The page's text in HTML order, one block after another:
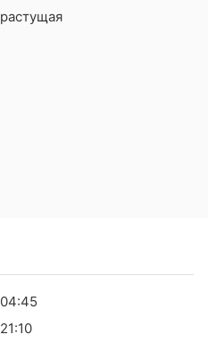
растущая
04:45
21:10